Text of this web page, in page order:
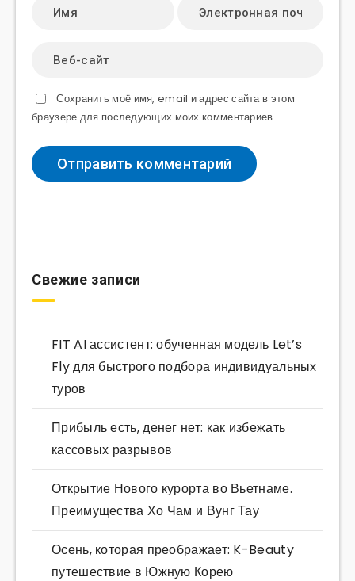
Сохранить моё имя, email и адрес сайта в этом
браузере для последующих моих комментариев.
Свежие записи
FIT AI ассистент: обученная модель Let’s
Fly для быстрого подбора индивидуальных
туров
Прибыль есть, денег нет: как избежать
кассовых разрывов
Открытие Нового курорта во Вьетнаме.
Преимущества Хо Чам и Вунг Тау
Осень, которая преображает: K-Beauty
путешествие в Южную Корею